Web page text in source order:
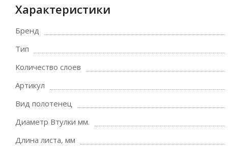
Характеристики
Бренд
Тип
Количество слоев
Артикул
Вид полотенец
Диаметр Втулки мм.
Длина листа, мм